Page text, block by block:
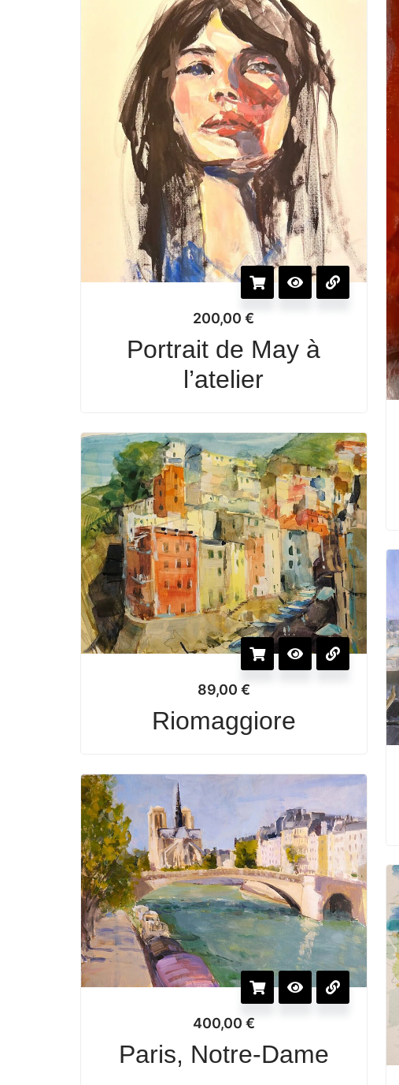
200,00€
Portrait de May à
l’atelier
89,00 €
Riomaggiore
400,00 €
Paris, Notre-Dame